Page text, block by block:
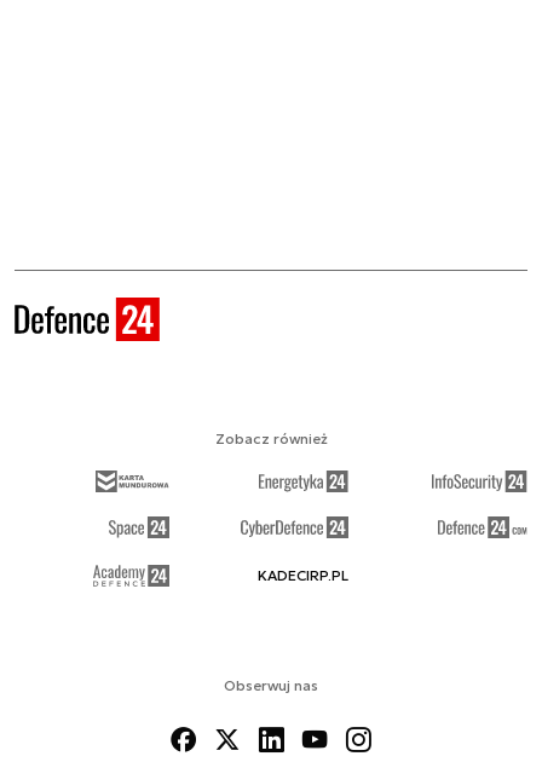
Obserwuj nas
Zobacz również
KADECIRP.PL